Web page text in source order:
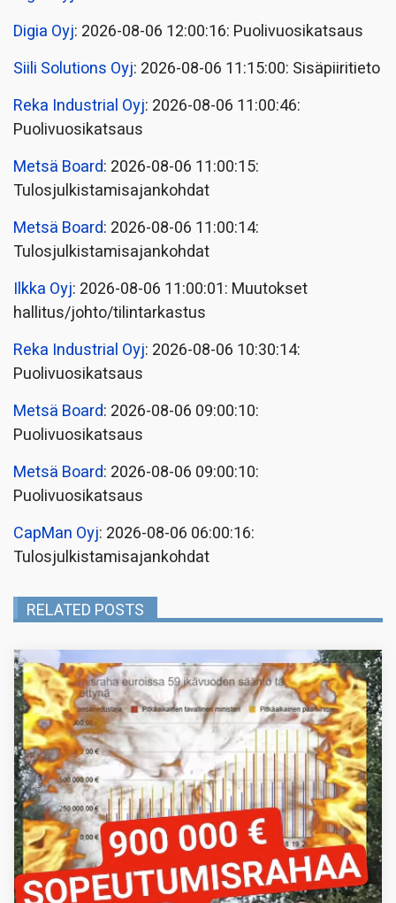
Digia Oyj: 2026-08-06 12:00:16: Puolivuosikatsaus
Siili Solutions Oyj: 2026-08-06 11:15:00: Sisäpiiritieto
Reka Industrial Oyj: 2026-08-06 11:00:46:
Puolivuosikatsaus
Metsä Board: 2026-08-06 11:00:15:
Tulosjulkistamisajankohdat
Metsä Board: 2026-08-06 11:00:14:
Tulosjulkistamisajankohdat
Ilkka Oyj: 2026-08-06 11:00:01: Muutokset
hallitus/johto/tilintarkastus
Reka Industrial Oyj: 2026-08-06 10:30:14:
Puolivuosikatsaus
Metsä Board: 2026-08-06 09:00:10:
Puolivuosikatsaus
Metsä Board: 2026-08-06 09:00:10:
Puolivuosikatsaus
CapMan Oyj: 2026-08-06 06:00:16:
Tulosjulkistamisajankohdat
RELATED POSTS